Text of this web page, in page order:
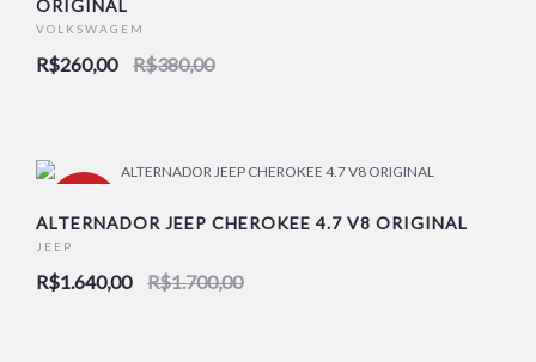
ORIGINAL
VOLKSWAGEM
R$260,00 R$380,00
ALTERNADOR JEEP CHEROKEE 4.7 V8 ORIGINAL
JEEP
R$1.640,00 R$1.700,00